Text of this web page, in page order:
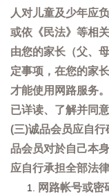
人对儿童及少年应
或依《民法》等相
由您的家长（父、
定事项，在您的家
才能使用网路服务
已详读、了解并同
(三)诚品会员应自
品会员对於自己本
应自行承担全部法
网路帐号或密